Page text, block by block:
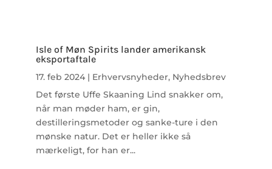
Isle of Møn Spirits lander amerikansk
eksportaftale
17. feb 2024 | Erhvervsnyheder, Nyhedsbrev
Det første Uffe Skaaning Lind snakker om,
når man møder ham, er gin,
destilleringsmetoder og sanke-ture i den
mønske natur. Det er heller ikke så
mærkeligt, for han er...